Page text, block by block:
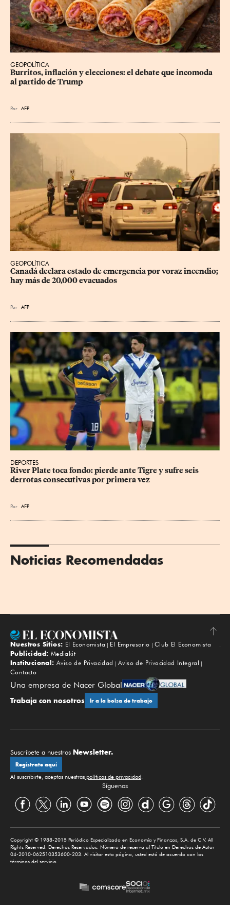
GEOPOLÍTICA
Burritos, inflación y elecciones: el debate que incomoda
al partido de Trump
Por AFP
GEOPOLÍTICA
Canadá declara estado de emergencia por voraz incendio;
hay más de 20,000 evacuados
Por AFP
DEPORTES
River Plate toca fondo: pierde ante Tigre y sufre seis
derrotas consecutivas por primera vez
Por AFP
Noticias Recomendadas
Subir
Nuestros Sitios: El Economista El Empresario
Club El Economista
Publicidad: Mediakit
Institucional: Aviso de Privacidad
Aviso de Privacidad Integral
Contacto
Una empresa de Nacer Global
Trabaja con nosotros Ir a la bolsa de trabajo
Suscríbete a nuestros Newsletter.
Regístrate aquí
Al suscribirte, aceptas nuestras políticas de privacidad.
Síguenos
Copyright © 1988-2015 Periódico Especializado en Economía y Finanzas, S.A. de C.V. All
Rights Reserved. Derechos Reservados. Número de reserva al Título en Derechos de Autor
04-2010-062510353600-203. Al visitar esta página, usted está de acuerdo con los
términos del servicio